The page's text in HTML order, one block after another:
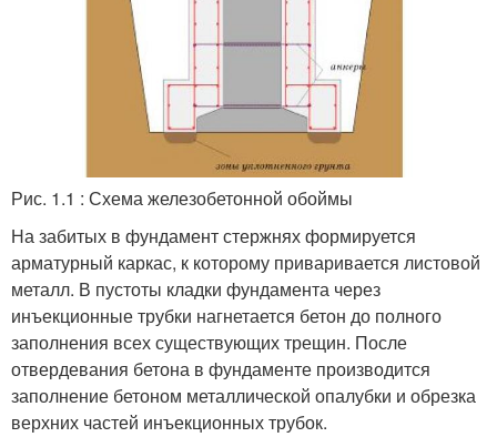
Рис. 1.1 : Схема железобетонной обоймы
На забитых в фундамент стержнях формируется
арматурный каркас, к которому приваривается листовой
металл. В пустоты кладки фундамента через
инъекционные трубки нагнетается бетон до полного
заполнения всех существующих трещин. После
отвердевания бетона в фундаменте производится
заполнение бетоном металлической опалубки и обрезка
верхних частей инъекционных трубок.